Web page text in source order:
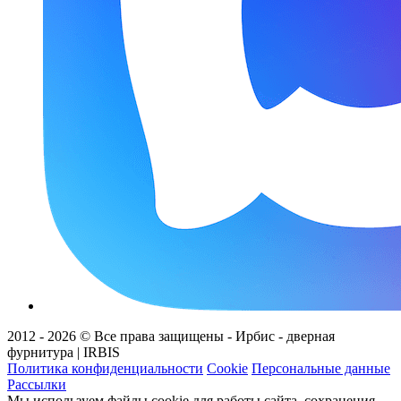
2012 - 2026 © Все права защищены - Ирбис - дверная
фурнитура | IRBIS
Политика конфиденциальности Cookie Персональные данные
Рассылки